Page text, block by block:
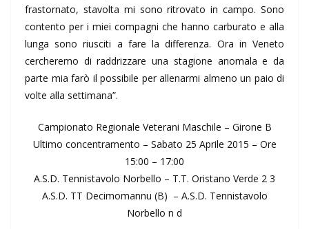
frastornato, stavolta mi sono ritrovato in campo. Sono
contento per i miei compagni che hanno carburato e alla
lunga sono riusciti a fare la differenza. Ora in Veneto
cercheremo di raddrizzare una stagione anomala e da
parte mia farò il possibile per allenarmi almeno un paio di
volte alla settimana”.
Campionato Regionale Veterani Maschile – Girone B
Ultimo concentramento – Sabato 25 Aprile 2015 – Ore
15:00 – 17:00
A.S.D. Tennistavolo Norbello – T.T. Oristano Verde 2 3
A.S.D. TT Decimomannu (B) – A.S.D. Tennistavolo
Norbello n d